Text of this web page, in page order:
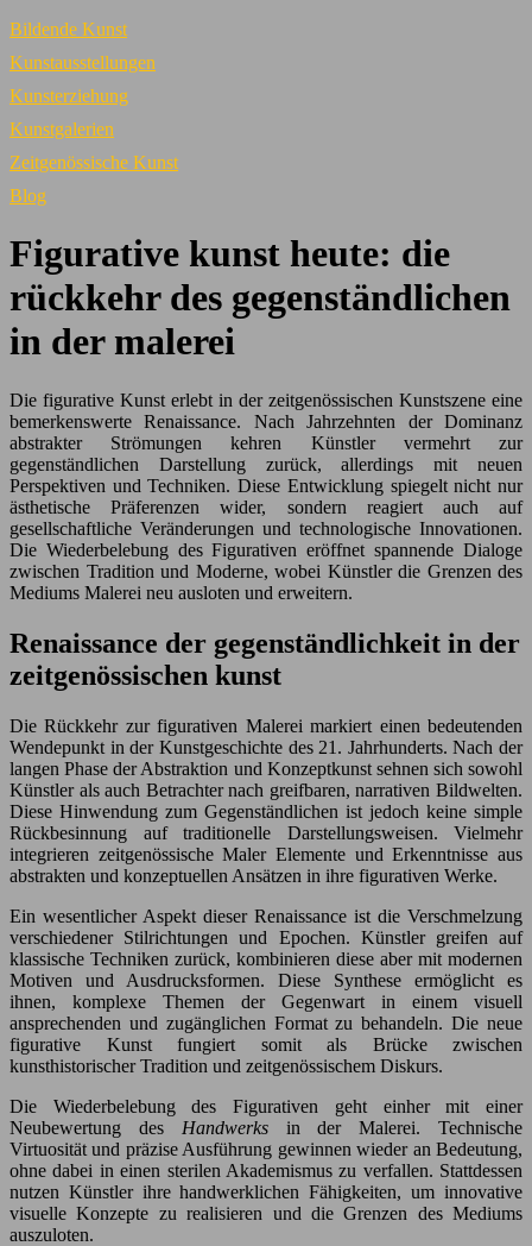
Bildende Kunst
Kunstausstellungen
Kunsterziehung
Kunstgalerien
Zeitgenössische Kunst
Blog
Figurative kunst heute: die
rückkehr des gegenständlichen
in der malerei
Die figurative Kunst erlebt in der zeitgenössischen Kunstszene eine
bemerkenswerte Renaissance. Nach Jahrzehnten der Dominanz
abstrakter Strömungen kehren Künstler vermehrt zur
gegenständlichen Darstellung zurück, allerdings mit neuen
Perspektiven und Techniken. Diese Entwicklung spiegelt nicht nur
ästhetische Präferenzen wider, sondern reagiert auch auf
gesellschaftliche Veränderungen und technologische Innovationen.
Die Wiederbelebung des Figurativen eröffnet spannende Dialoge
zwischen Tradition und Moderne, wobei Künstler die Grenzen des
Mediums Malerei neu ausloten und erweitern.
Renaissance der gegenständlichkeit in der
zeitgenössischen kunst
Die Rückkehr zur figurativen Malerei markiert einen bedeutenden
Wendepunkt in der Kunstgeschichte des 21. Jahrhunderts. Nach der
langen Phase der Abstraktion und Konzeptkunst sehnen sich sowohl
Künstler als auch Betrachter nach greifbaren, narrativen Bildwelten.
Diese Hinwendung zum Gegenständlichen ist jedoch keine simple
Rückbesinnung auf traditionelle Darstellungsweisen. Vielmehr
integrieren zeitgenössische Maler Elemente und Erkenntnisse aus
abstrakten und konzeptuellen Ansätzen in ihre figurativen Werke.
Ein wesentlicher Aspekt dieser Renaissance ist die Verschmelzung
verschiedener Stilrichtungen und Epochen. Künstler greifen auf
klassische Techniken zurück, kombinieren diese aber mit modernen
Motiven und Ausdrucksformen. Diese Synthese ermöglicht es
ihnen, komplexe Themen der Gegenwart in einem visuell
ansprechenden und zugänglichen Format zu behandeln. Die neue
figurative Kunst fungiert somit als Brücke zwischen
kunsthistorischer Tradition und zeitgenössischem Diskurs.
Die Wiederbelebung des Figurativen geht einher mit einer
Neubewertung des Handwerks in der Malerei. Technische
Virtuosität und präzise Ausführung gewinnen wieder an Bedeutung,
ohne dabei in einen sterilen Akademismus zu verfallen. Stattdessen
nutzen Künstler ihre handwerklichen Fähigkeiten, um innovative
visuelle Konzepte zu realisieren und die Grenzen des Mediums
auszuloten.